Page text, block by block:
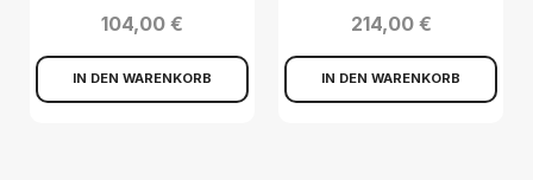
104,00 €
IN DEN WARENKORB
Aufladen bis zu 180
214,00 €
IN DEN WARENKORB